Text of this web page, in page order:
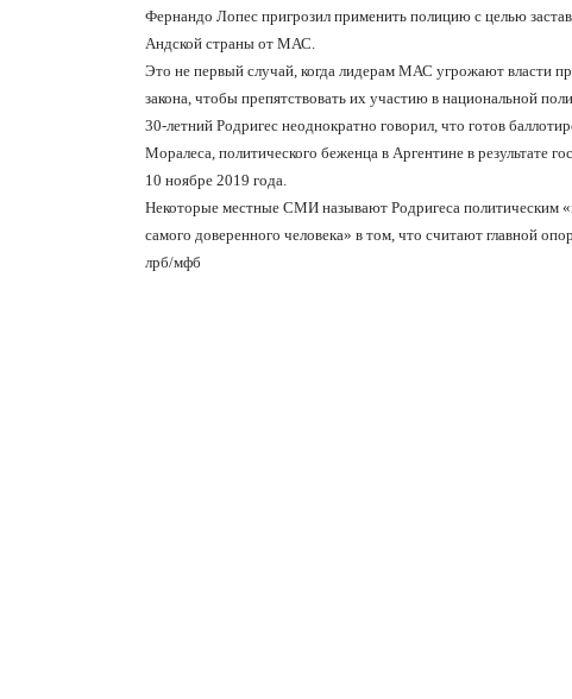
Фернандо Лопес пригрозил применить полицию с целью
Андской страны от МАС.
Это не первый случай, когда лидерам МАС угрожают власти
закона, чтобы препятствовать их участию в национальной
30-летний Родригес неоднократно говорил, что готов
Моралеса, политического беженца в Аргентине в результате
10 ноябре 2019 года.
Некоторые местные СМИ называют Родригеса политическим
самого доверенного человека» в том, что считают главной
лрб/мфб